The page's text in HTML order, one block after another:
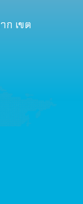
ก เขต